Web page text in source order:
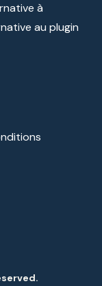
à
au plugin